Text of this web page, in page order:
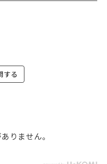
する
りません。